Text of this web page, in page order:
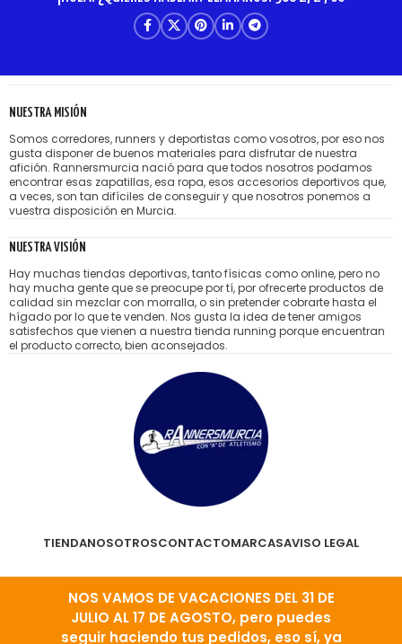
NOS VAMOS DE VACACIONES DEL 31 DE
JULIO AL 17 DE AGOSTO, pero puedes
seguir haciendo tus pedidos, eso sí, ya
NUESTRA MISIÓN
Somos corredores, runners y deportistas como vosotros, por eso nos
gusta disponer de buenos materiales para disfrutar de nuestra
afición. Rannersmurcia nació para que todos nosotros podamos
encontrar esas zapatillas, esa ropa, esos accesorios deportivos que,
a veces, son tan difíciles de conseguir y que nosotros ponemos a
vuestra disposición en Murcia.
NUESTRA VISIÓN
Hay muchas tiendas deportivas, tanto físicas como online, pero no
hay mucha gente que se preocupe por tí, por ofrecerte productos de
calidad sin mezclar con morralla, o sin pretender cobrarte hasta el
hígado por lo que te venden. Nos gusta la idea de tener amigos
satisfechos que vienen a nuestra tienda running porque encuentran
el producto correcto, bien aconsejados.
TIENDANOSOTROSCONTACTOMARCASAVISO LEGAL
PRIVACIDAD Y COOKIESCONDICIONES DE VENTA